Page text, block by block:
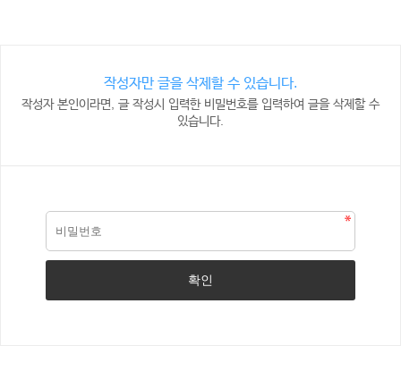
작성자만 글을 삭제할 수 있습니다.
작성자 본인이라면, 글 작성시 입력한 비밀번호를 입력하여 글을 삭제할 수
있습니다.